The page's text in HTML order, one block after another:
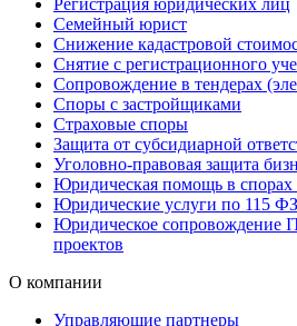
Регистрация юридических лиц
Семейный юрист
Снижение кадастровой
Снятие с регистрационного
Сопровождение в тендерах
Споры с застройщиками
Страховые споры
Защита от субсидиарной
Уголовно-правовая защита
Юридическая помощь в спорах
Юридические услуги по 115 ФЗ
Юридическое сопровождение
проектов
О компании
Управляющие партнеры